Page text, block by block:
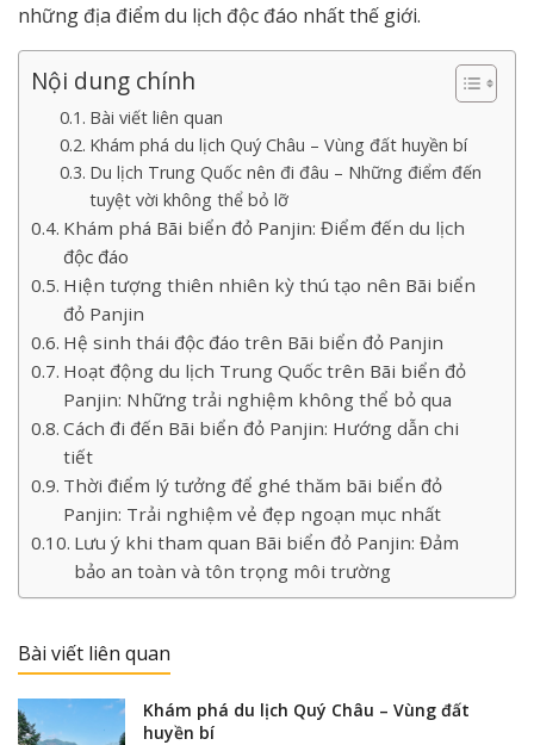
những địa điểm du lịch độc đáo nhất thế giới.
Nội dung chính
Bài viết liên quan
Khám phá du lịch Quý Châu – Vùng đất huyền bí
Du lịch Trung Quốc nên đi đâu – Những điểm đến
tuyệt vời không thể bỏ lỡ
Khám phá Bãi biển đỏ Panjin: Điểm đến du lịch
độc đáo
Hiện tượng thiên nhiên kỳ thú tạo nên Bãi biển
đỏ Panjin
Hệ sinh thái độc đáo trên Bãi biển đỏ Panjin
Hoạt động du lịch Trung Quốc trên Bãi biển đỏ
Panjin: Những trải nghiệm không thể bỏ qua
Cách đi đến Bãi biển đỏ Panjin: Hướng dẫn chi
tiết
Thời điểm lý tưởng để ghé thăm bãi biển đỏ
Panjin: Trải nghiệm vẻ đẹp ngoạn mục nhất
Lưu ý khi tham quan Bãi biển đỏ Panjin: Đảm
bảo an toàn và tôn trọng môi trường
Bài viết liên quan
Khám phá du lịch Quý Châu – Vùng đất
huyền bí